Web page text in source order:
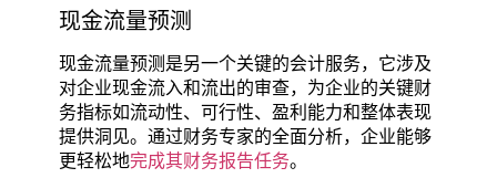
现金流量预测
现金流量预测是另一个关键的会计服务，它涉及
对企业现金流入和流出的审查，为企业的关键财
务指标如流动性、可行性、盈利能力和整体表现
提供洞见。通过财务专家的全面分析，企业能够
更轻松地完成其财务报告任务。